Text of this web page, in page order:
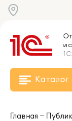
и
Каталог
Главная